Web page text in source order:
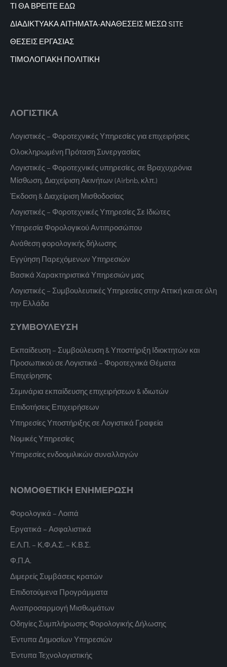
ΤΙ ΘΑ ΒΡΕΙΤΕ ΕΔΩ
ΔΙΑΔΙΚΤΥΑΚΑΑΙΤΗΜΑΤΑ-ΑΝΑΘΕΣΕΙΣ ΜΕΣΩ SITE
ΘΕΣΕΙΣ ΕΡΓΑΣΙΑΣ
ΤΙΜΟΛΟΓΙΑΚΗ ΠΟΛΙΤΙΚΗ
ΛΟΓΙΣΤΙΚΑ
Λογιστικές – Φοροτεχνικές Υπηρεσίες για επιχειρήσεις
Ολοκληρωμένη Πρόταση Συνεργασίας
Λογιστικές – Φοροτεχνικές υπηρεσίες, σε Βραχυχρόνια
Μίσθωση, Διαχείριση Ακινήτων (Airbnb, κλπ.)
Έκδοση & Διαχείριση Μισθοδοσίας
Λογιστικές – Φοροτεχνικές Υπηρεσίες Σε Ιδιώτες
Υπηρεσία Φορολογικού Αντιπροσώπου
Ανάθεση φορολογικής δήλωσης
Εγγύηση Παρεχόμενων Υπηρεσιών
Βασικά Χαρακτηριστικά Υπηρεσιών μας
Λογιστικές – Συμβουλευτικές Υπηρεσίες στην Αττική και σε όλη
την Ελλάδα
ΣΥΜΒΟΥΛΕΥΣΗ
Εκπαίδευση – Συμβούλευση & Υποστήριξη Ιδιοκτητών και
Προσωπικού σε Λογιστικά – Φοροτεχνικά Θέματα
Επιχείρησης
Σεμινάρια εκπαίδευσης επιχειρήσεων & ιδιωτών
Επιδοτήσεις Επιχειρήσεων
Υπηρεσίες Υποστήριξης σε Λογιστικά Γραφεία
Νομικές Υπηρεσίες
Υπηρεσίες ενδοομιλικών συναλλαγών
ΝΟΜΟΘΕΤΙΚΗ ΕΝΗΜΕΡΩΣΗ
Φορολογικά – Λοιπά
Εργατικά – Ασφαλιστικά
Ε.Λ.Π. – Κ.Φ.Α.Σ. – Κ.Β.Σ.
Φ.Π.Α.
Διμερείς Συμβάσεις κρατών
Επιδοτούμενα Προγράμματα
Αναπροσαρμογή Μισθωμάτων
Οδηγίες Συμπλήρωσης Φορολογικής Δήλωσης
Έντυπα Δημοσίων Υπηρεσιών
Έντυπα Τεχνολογιστικής